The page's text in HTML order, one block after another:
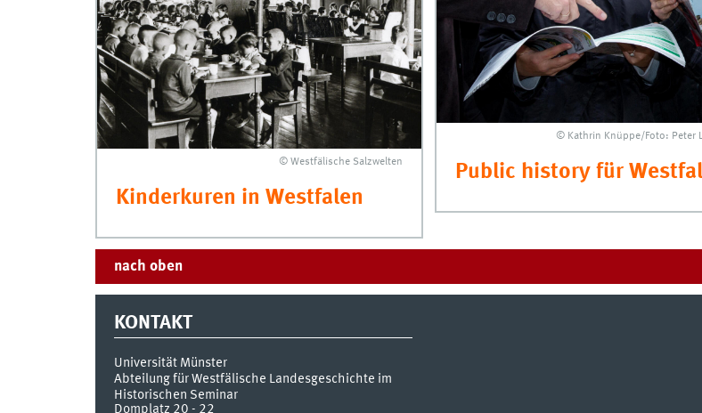
© Westfälische Salzwelten
Kinderkuren in Westfalen
© Kathrin Knüppe/Foto: Peter
Public history für
nach oben
KONTAKT
Universität Münster
Abteilung für Westfälische Landesgeschichte im
Historischen Seminar
Domplatz 20 - 22